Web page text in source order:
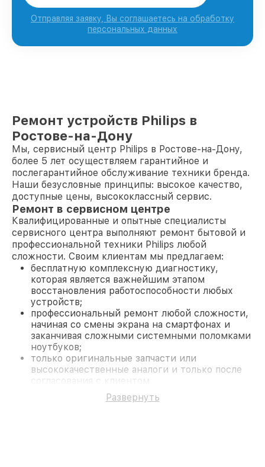
Отправляя заявку, Вы соглашаетесь на обработку
персональных данных
Ремонт устройств Philips в
Ростове-на-Дону
Мы, сервисный центр Philips в Ростове-на-Дону,
более 5 лет осуществляем гарантийное и
послегарантийное обслуживание техники бренда.
Наши безусловные принципы: высокое качество,
доступные цены, высококлассный сервис.
Ремонт в сервисном центре
Квалифицированные и опытные специалисты
сервисного центра выполняют ремонт бытовой и
профессиональной техники Philips любой
сложности. Своим клиентам мы предлагаем:
бесплатную комплексную диагностику,
которая является важнейшим этапом
восстановления работоспособности любых
устройств;
профессиональный ремонт любой сложности,
начиная со смены экрана на смартфонах и
заканчивая сложными системными поломками
ноутбуков;
только оригинальные запчасти или
высококачественные аналоги и только после
согласования с клиентом.
На все работы и замененные комплектующие
предоставляется длительная гарантия. В случае
Развернуть